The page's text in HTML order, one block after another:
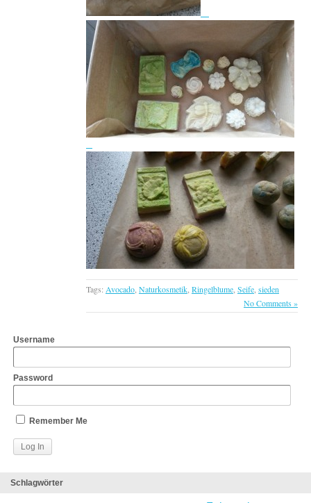
Tags: Avocado Naturkosmetik Ringelblume Seife sieden
No Comments »
Username
Password
Remember Me
Schlagwörter